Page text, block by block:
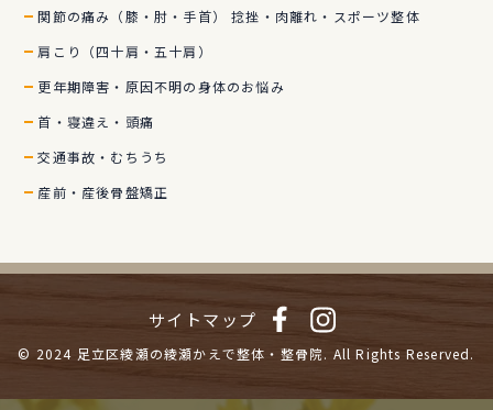
関節の痛み（膝・肘・手首） 捻挫・肉離れ・スポーツ整体
肩こり（四十肩・五十肩）
更年期障害・原因不明の身体のお悩み
首・寝違え・頭痛
交通事故・むちうち
産前・産後骨盤矯正
© 2024 足立区綾瀬の綾瀬かえで整体・整骨院. All Rights Reserved.
サイトマップ